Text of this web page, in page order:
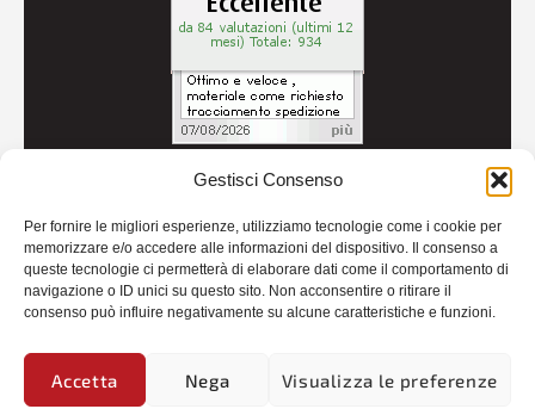
Gestisci Consenso
Per fornire le migliori esperienze, utilizziamo tecnologie come i cookie per
memorizzare e/o accedere alle informazioni del dispositivo. Il consenso a
queste tecnologie ci permetterà di elaborare dati come il comportamento di
navigazione o ID unici su questo sito. Non acconsentire o ritirare il
consenso può influire negativamente su alcune caratteristiche e funzioni.
Accetta Nega Visualizza le preferenze
Credits